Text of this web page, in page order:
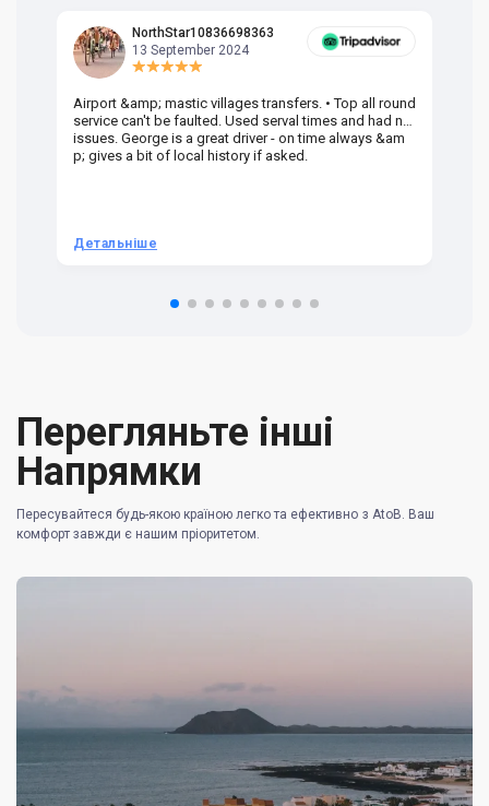
NorthStar10836698363
13 September 2024
Airport &amp; mastic villages transfers. • Top all round
service can't be faulted. Used serval times and had no
issues. George is a great driver - on time always &am
p; gives a bit of local history if asked.
Детальніше
Перегляньте інші
Напрямки
Пересувайтеся будь-якою країною легко та ефективно з AtoB. Ваш
комфорт завжди є нашим пріоритетом.